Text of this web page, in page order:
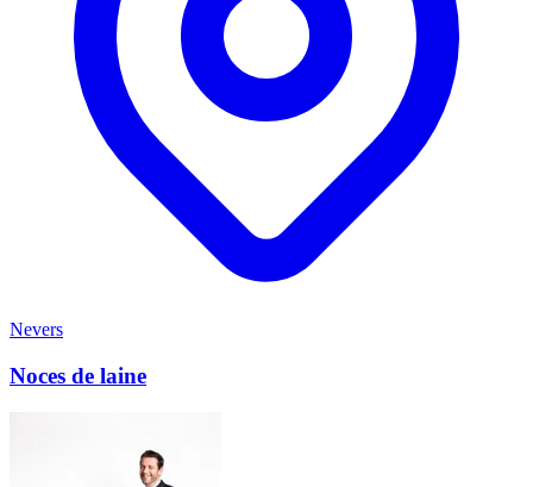
Nevers
Noces de laine